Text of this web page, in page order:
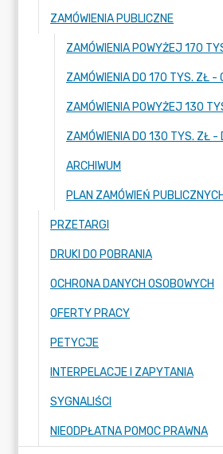
ZAMÓWIENIA PUBLICZNE
ARCHIWUM
PLAN ZAMÓWIEŃ PUBLICZNYCH
PRZETARGI
DRUKI DO POBRANIA
OCHRONA DANYCH OSOBOWYCH
OFERTY PRACY
PETYCJE
INTERPELACJE I ZAPYTANIA
SYGNALIŚCI
NIEODPŁATNA POMOC PRAWNA